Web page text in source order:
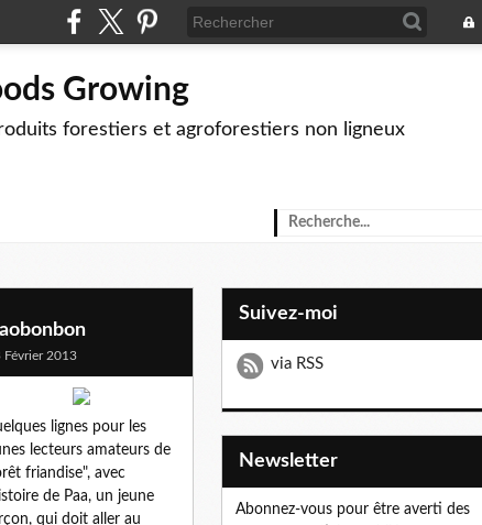
Growing
forestiers et agroforestiers non ligneux
Février 2013
lignes pour les
lecteurs amateurs de
friandise", avec
de Paa, un jeune
qui doit aller au
Suivez-moi
via RSS
Newsletter
Abonnez-vous pour être averti des